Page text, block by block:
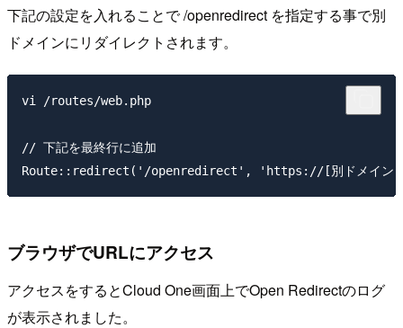
下記の設定を入れることで /openredirect を指定する事で別
ドメインにリダイレクトされます。
vi /routes/web.php
// 下記を最終行に追加
ブラウザでURLにアクセス
アクセスをするとCloud One画面上でOpen Redirectのログ
が表示されました。